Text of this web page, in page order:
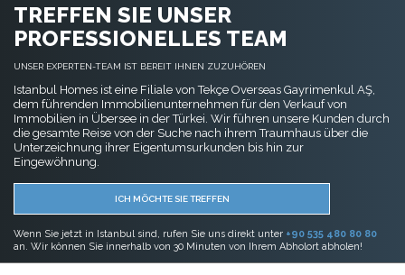
TREFFEN SIE UNSER
PROFESSIONELLES TEAM
UNSER EXPERTEN-TEAM IST BEREIT IHNEN ZUZUHÖREN
Istanbul Homes ist eine Filiale von Tekçe Overseas Gayrimenkul AŞ,
dem führenden Immobilienunternehmen für den Verkauf von
Immobilien in Übersee in der Türkei. Wir führen unsere Kunden durch
die gesamte Reise von der Suche nach ihrem Traumhaus über die
Unterzeichnung ihrer Eigentumsurkunden bis hin zur
Eingewöhnung.
ICH MÖCHTE SIE TREFFEN
Wenn Sie jetzt in Istanbul sind, rufen Sie uns direkt unter +90 535 480 80 80
an. Wir können Sie innerhalb von 30 Minuten von Ihrem Abholort abholen!